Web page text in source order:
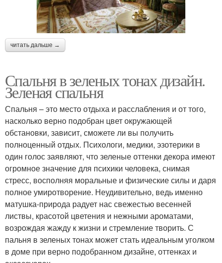
читать дальше →
Спальня в зеленых тонах дизайн.
Зеленая спальня
Спальня – это место отдыха и расслабления и от того,
насколько верно подобран цвет окружающей
обстановки, зависит, сможете ли вы получить
полноценный отдых. Психологи, медики, эзотерики в
один голос заявляют, что зеленые оттенки декора имеют
огромное значение для психики человека, снимая
стресс, восполняя моральные и физические силы и даря
полное умиротворение. Неудивительно, ведь именно
матушка-природа радует нас свежестью весенней
листвы, красотой цветения и нежными ароматами,
возрождая жажду к жизни и стремление творить. С
пальня в зеленых тонах может стать идеальным уголком
в доме при верно подобранном дизайне, оттенках и